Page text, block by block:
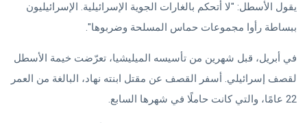
يقول الأسطل: "لا أتحكم بالغارات الجوية الإسرائيلية. الإسرائيليون
ببساطة رأوا مجموعات حماس المسلحة وضربوها".
في أبريل، قبل شهرين من تأسيسه الميليشيا، تعرّضت خيمة الأسطل
لقصف إسرائيلي. أسفر القصف عن مقتل ابنته نهاد، البالغة من العمر
22 عامًا، والتي كانت حاملًا في شهرها السابع.